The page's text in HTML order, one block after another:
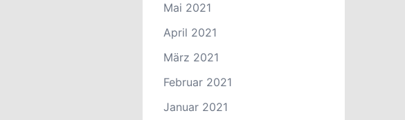
Mai 2021
April 2021
März 2021
Februar 2021
Januar 2021